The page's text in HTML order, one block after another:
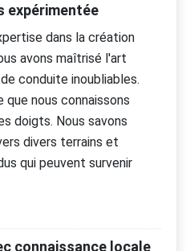
expérimentée
dans la création
avons maîtrisé l'art
conduite inoubliables.
nous connaissons
doigts. Nous savons
divers terrains et
qui peuvent survenir
connaissance locale